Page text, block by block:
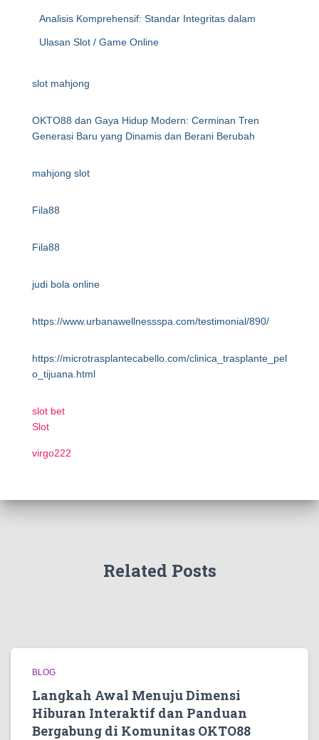
Analisis Komprehensif: Standar Integritas dalam
Ulasan Slot / Game Online
slot mahjong
OKTO88 dan Gaya Hidup Modern: Cerminan Tren
Generasi Baru yang Dinamis dan Berani Berubah
mahjong slot
Fila88
Fila88
judi bola online
https://www.urbanawellnessspa.com/testimonial/890/
https://microtrasplantecabello.com/clinica_trasplante_pel
o_tijuana.html
slot bet
Slot
virgo222
Related Posts
BLOG
Langkah Awal Menuju Dimensi
Hiburan Interaktif dan Panduan
Bergabung di Komunitas OKTO88